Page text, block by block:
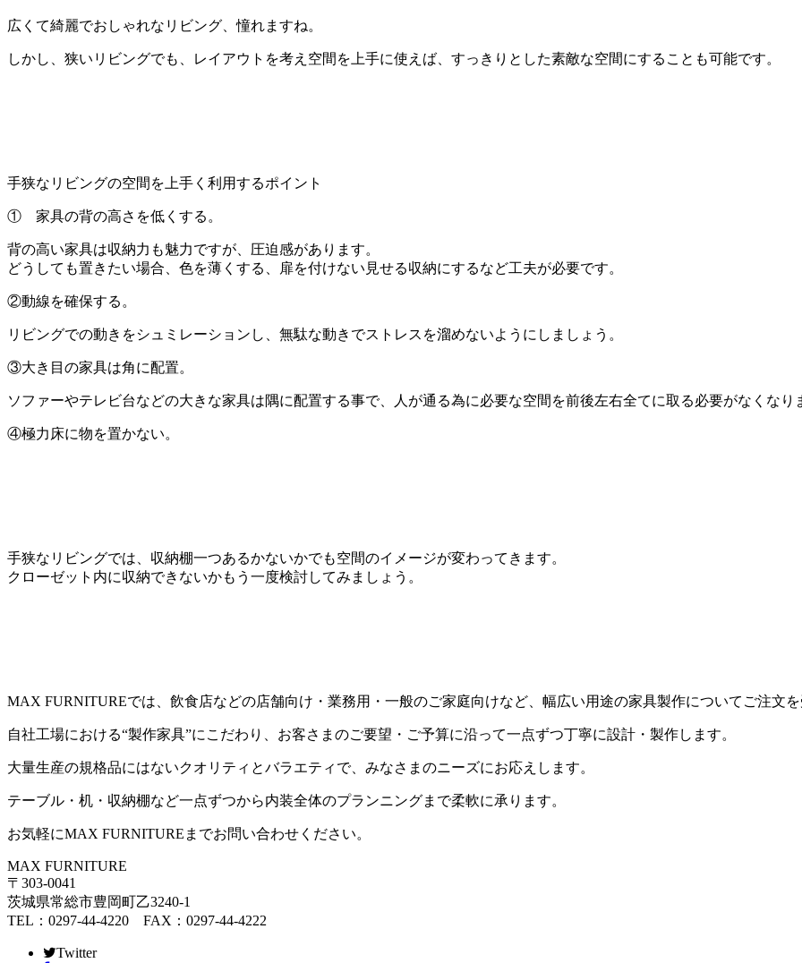
広くて綺麗でおしゃれなリビング、憧れますね。
しかし、狭いリビングでも、レイアウトを考え空間を上手に使えば、すっきりとした素敵な空間にすることも可能です。
手狭なリビングの空間を上手く利用するポイント
① 家具の背の高さを低くする。
背の高い家具は収納力も魅力ですが、圧迫感があります。
どうしても置きたい場合、色を薄くする、扉を付けない見せる収納にするなど工夫が必要です。
②動線を確保する。
リビングでの動きをシュミレーションし、無駄な動きでストレスを溜めないようにしましょう。
③大き目の家具は角に配置。
ソファーやテレビ台などの大きな家具は隅に配置する事で、人が通る為に必要な空間を前後左右全てに取る必要がなくなり
④極力床に物を置かない。
手狭なリビングでは、収納棚一つあるかないかでも空間のイメージが変わってきます。
クローゼット内に収納できないかもう一度検討してみましょう。
MAX FURNITUREでは、飲食店などの店舗向け・業務用・一般のご家庭向けなど、幅広い用途の家具製作についてご注文
自社工場における“製作家具”にこだわり、お客さまのご要望・ご予算に沿って一点ずつ丁寧に設計・製作します。
大量生産の規格品にはないクオリティとバラエティで、みなさまのニーズにお応えします。
テーブル・机・収納棚など一点ずつから内装全体のプランニングまで柔軟に承ります。
お気軽にMAX FURNITUREまでお問い合わせください。
MAX FURNITURE
〒303-0041
茨城県常総市豊岡町乙3240-1
TEL：0297-44-4220 FAX：0297-44-4222
Twitter